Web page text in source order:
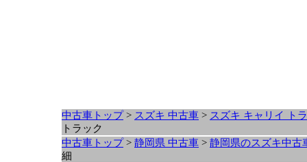
中古車トップ> スズキ 中古車 > スズキ キャリイ ト
トラック
中古車トップ> 静岡県 中古車 > 静岡県のスズキ中古
細